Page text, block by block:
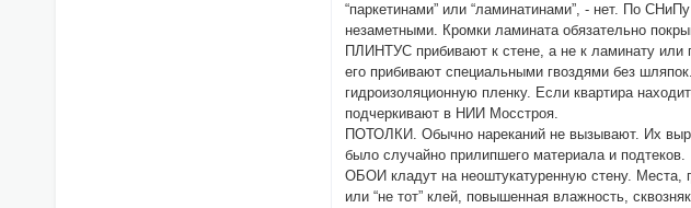
“паркетинами” или “ламинатинами”, - нет. По
незаметными. Кромки ламината обязательно
ПЛИНТУС прибивают к стене, а не к ламинату или
его прибивают специальными гвоздями без
гидроизоляционную пленку. Если квартира
подчеркивают в НИИ Мосстроя.
ПОТОЛКИ. Обычно нареканий не вызывают. Их
было случайно прилипшего материала и подтеков.
ОБОИ кладут на неоштукатуренную стену. Места,
или “не тот” клей, повышенная влажность,